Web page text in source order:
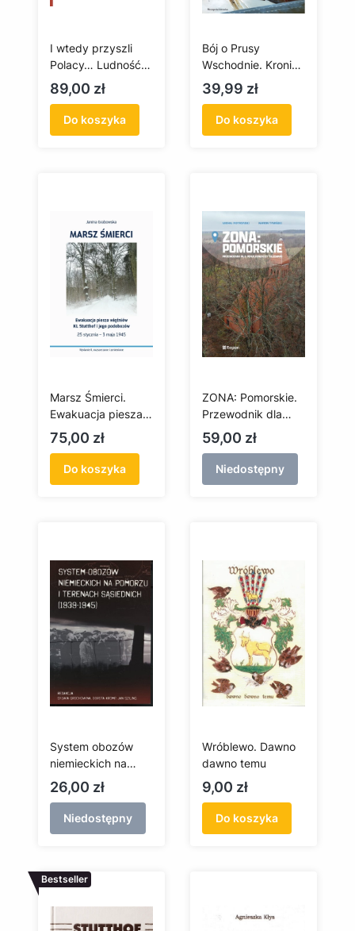
I wtedy przyszli
Polacy… Ludność
miasta i powiatu
Elbląg w latach
1945–1950
Cena
89,00 zł
Do koszyka
Bój o Prusy
Wschodnie. Kronika
dramatu 1944-
1945
Cena
39,99 zł
Do koszyka
Marsz Śmierci.
Ewakuacja piesza
więźniów KL
Stutthof i jego
podobozów. 25
stycznia – 3 maja
Cena
75,00 zł
Do koszyka
ZONA: Pomorskie.
Przewodnik dla
poszukiwaczy
tajemnic
Cena
59,00 zł
Niedostępny
System obozów
niemieckich na
Pomorzu i terenach
sąsiednich (1939-
1945)
Cena
26,00 zł
Niedostępny
Wróblewo. Dawno
dawno temu
Cena
9,00 zł
Do koszyka
Bestseller